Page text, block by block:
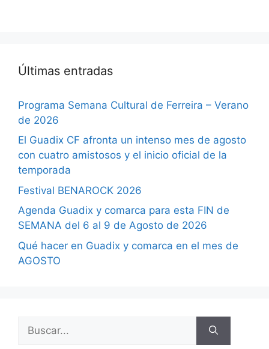
Últimas entradas
Programa Semana Cultural de Ferreira – Verano
de 2026
El Guadix CF afronta un intenso mes de agosto
con cuatro amistosos y el inicio oficial de la
temporada
Festival BENAROCK 2026
Agenda Guadix y comarca para esta FIN de
SEMANA del 6 al 9 de Agosto de 2026
Qué hacer en Guadix y comarca en el mes de
AGOSTO